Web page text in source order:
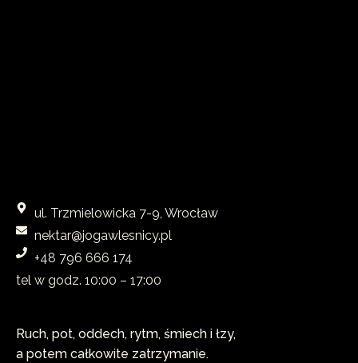
ul. Trzmielowicka 7-9, Wrocław
nektar@jogawlesnicy.pl
+48 796 666 174
tel w godz. 10:00 – 17:00​
Ruch, pot, oddech, rytm, śmiech i łzy,
a potem całkowite zatrzymanie.